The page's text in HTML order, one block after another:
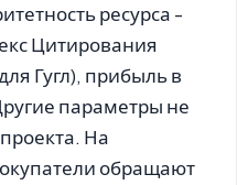
ресурса -
Цитирования
Гугл), прибыль в
параметры не
На
обращают